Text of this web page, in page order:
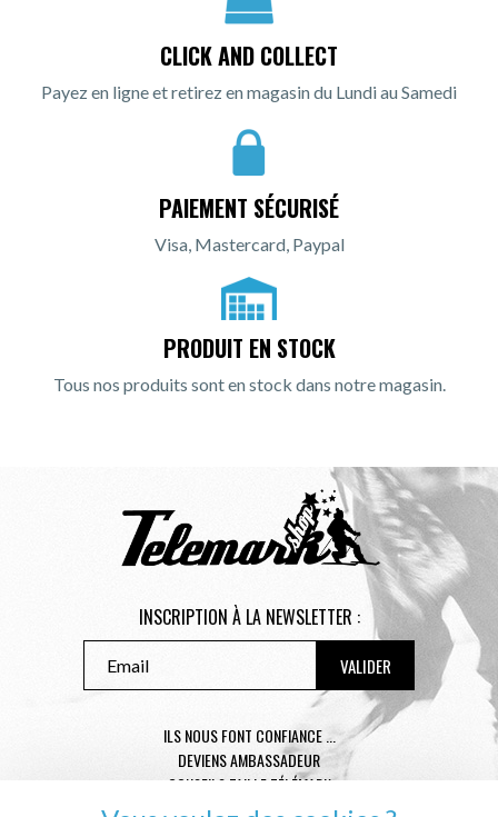
CLICK AND COLLECT
Payez en ligne et retirez en magasin du Lundi au Samedi
PAIEMENT SÉCURISÉ
Visa, Mastercard, Paypal
PRODUIT EN STOCK
Tous nos produits sont en stock dans notre magasin.
INSCRIPTION À LA NEWSLETTER :
ILS NOUS FONT CONFIANCE ...
DEVIENS AMBASSADEUR
CONSEILS TAILLE TÉLÉMARK
CONDITIONS GÉNÉRALES DE VENTE